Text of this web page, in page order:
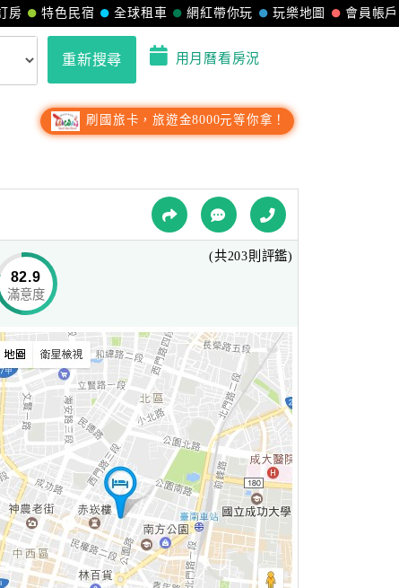
會員帳戶
玩樂地圖
網紅帶你玩
全球租車
特色民宿
房
重新搜尋 用月曆看房況
刷國旅卡，旅遊金8000元等你拿！
82.9
滿意度
(共203則評鑑)